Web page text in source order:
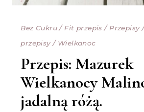
Bez Cukru / Fit przepis / Przepisy
przepisy / Wielkanoc
Przepis: Mazurek
Wielkanocy
jadalną różą.